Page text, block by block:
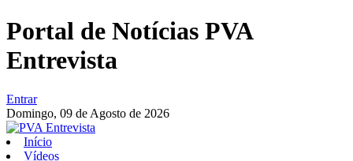
Portal de Notícias PVA
Entrevista
Entrar
Domingo, 09 de Agosto de 2026
Início
Vídeos